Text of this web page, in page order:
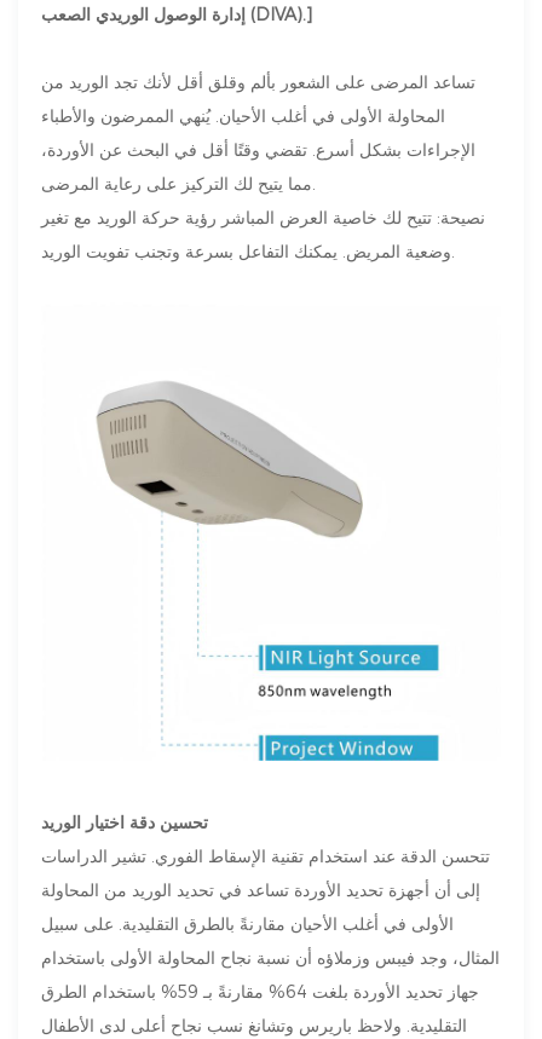
إدارة الوصول الوريدي الصعب (DIVA).]
تساعد المرضى على الشعور بألم وقلق أقل لأنك تجد الوريد من
المحاولة الأولى في أغلب الأحيان. يُنهي الممرضون والأطباء
الإجراءات بشكل أسرع. تقضي وقتًا أقل في البحث عن الأوردة،
نصيحة: تتيح لك خاصية العرض المباشر رؤية حركة الوريد مع تغير
تحسين دقة اختيار الوريد
تتحسن الدقة عند استخدام تقنية الإسقاط الفوري. تشير الدراسات
إلى أن أجهزة تحديد الأوردة تساعد في تحديد الوريد من المحاولة
الأولى في أغلب الأحيان مقارنةً بالطرق التقليدية. على سبيل
المثال، وجد فيبس وزملاؤه أن نسبة نجاح المحاولة الأولى باستخدام
جهاز تحديد الأوردة بلغت 64% مقارنةً بـ 59% باستخدام الطرق
التقليدية. ولاحظ باريرس وتشانغ نسب نجاح أعلى لدى الأطفال